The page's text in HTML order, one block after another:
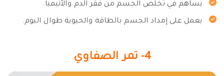
يساهم في تخلص الجسم من فقر الدم والأنيميا.
يعمل على إمداد الجسم بالطاقة والحيوية طوال اليوم.
4- تمر الصفاوي